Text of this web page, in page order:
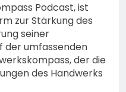
Podcast, ist
zur Stärkung des
seiner
der umfassenden
der die
des Handwerks